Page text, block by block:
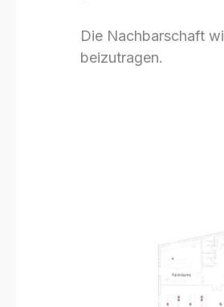
Die Nachbarschaft
beizutragen.